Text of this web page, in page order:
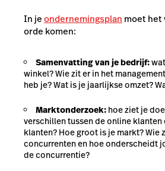
In jeondernemingsplan moet het
orde komen:
Samenvatting van je bedrijf:
winkel? Wie zit er in het
heb je? Wat is je jaarlijkse omzet?
Marktonderzoek: hoe ziet je
verschillen tussen de online klanten
klanten? Hoe groot is je markt? Wie
concurrenten en hoe onderscheidt
de concurrentie?